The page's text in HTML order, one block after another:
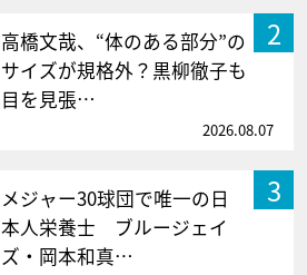
2
高橋文哉、“体のある部分”の
サイズが規格外？黒柳徹子も
目を見張…
2026.08.07
3
メジャー30球団で唯一の日
本人栄養士 ブルージェイ
ズ・岡本和真…